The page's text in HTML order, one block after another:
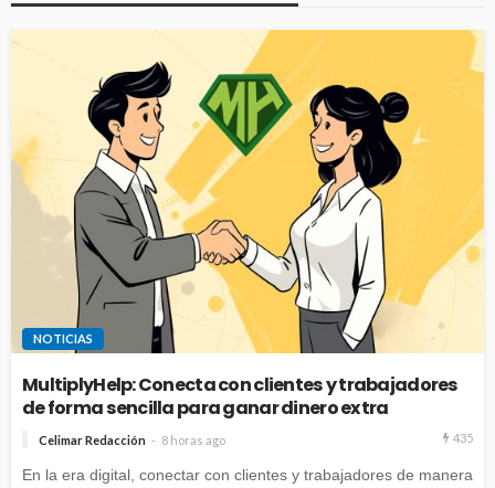
NOTICIAS
MultiplyHelp: Conecta con clientes y trabajadores
de forma sencilla para ganar dinero extra
Celimar Redacción 8 horas ago 435
En la era digital, conectar con clientes y trabajadores de manera